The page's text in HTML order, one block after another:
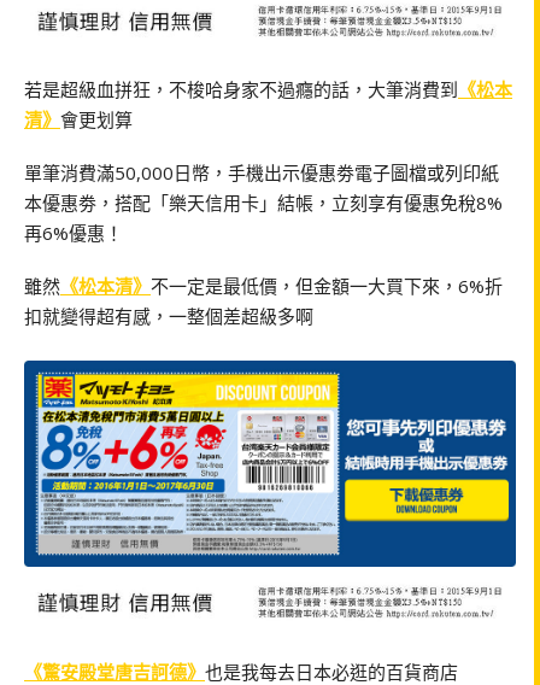
若是超級血拼狂，不梭哈身家不過癮的話，大筆消費到 《松本
清》 會更划算
單筆消費滿50,000日幣，手機出示優惠劵電子圖檔或列印紙
本優惠劵，搭配「樂天信用卡」結帳，立刻享有優惠免稅8%
再6%優惠！
雖然 《松本清》 不一定是最低價，但金額一大買下來，6%折
扣就變得超有感，一整個差超級多啊
《驚安殿堂唐吉訶德》 也是我每去日本必逛的百貨商店